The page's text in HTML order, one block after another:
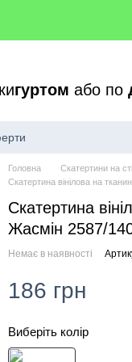
гуртом або по
Головна Скатертини на
Скатертина вінілова на
Скатертина
Жасмін 2587/
Немає в наявності
186 грн
Виберіть колір